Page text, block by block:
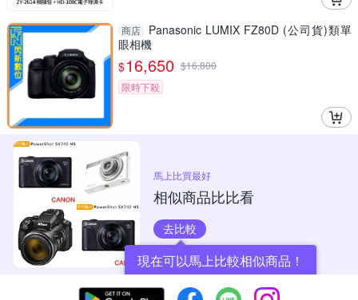
商店
Panasonic LUMIX FZ80D (公司貨)類單
眼相機
$16,650 $16,800
限時下殺
馬上比買最好
相似商品比比看
去比較
現在可以馬上比較相似商品！